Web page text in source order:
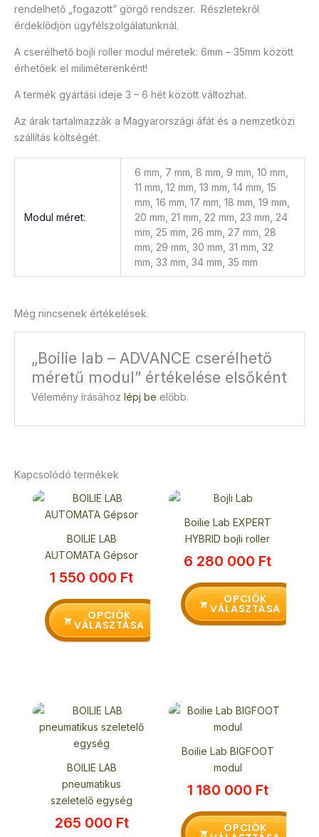
rendelhető „fogazott” görgő rendszer. Részletekről
érdeklődjön ügyfélszolgálatunknál.
A cserélhető bojli roller modul méretek: 6mm – 35mm között
érhetőek el miliméterenként!
A termék gyártási ideje 3 – 6 hét között változhat.
Az árak tartalmazzák a Magyarországi áfát és a nemzetközi
szállítás költségét.
Modul méret:
6 mm, 7 mm, 8 mm, 9 mm, 10 mm,
11 mm, 12 mm, 13 mm, 14 mm, 15
mm, 16 mm, 17 mm, 18 mm, 19 mm,
20 mm, 21 mm, 22 mm, 23 mm, 24
mm, 25 mm, 26 mm, 27 mm, 28
mm, 29 mm, 30 mm, 31 mm, 32
mm, 33 mm, 34 mm, 35 mm
Még nincsenek értékelések.
„Boilie lab – ADVANCE cserélhető
méretű modul” értékelése elsőként
Vélemény írásáhozlépj be előbb.
Kapcsolódó termékek
BOILIE LAB
AUTOMATA Gépsor
1 550 000 Ft
OPCIÓK
VÁLASZTÁSA
Ennek
a
több
variációja
van.
változatok
a
termékoldalon
Boilie Lab EXPERT
HYBRID bojli roller
6 280 000 Ft
OPCIÓK
VÁLASZTÁSA
Ennek
terméknek
több
variációja
A
változatok
a
BOILIE LAB
pneumatikus
szeletelő egység
265 000 Ft
Boilie Lab BIGFOOT
modul
1 180 000 Ft
OPCIÓK
Ennek
a
több
variációja
van.
változatok